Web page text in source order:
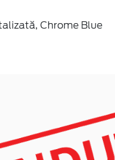
Chrome Blue